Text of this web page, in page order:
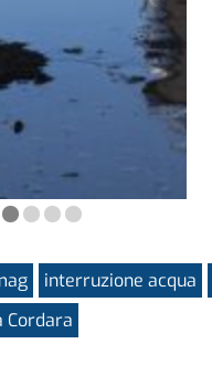
interruzione acqua
Cordara